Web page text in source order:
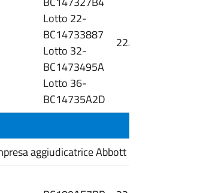
Lotto 22-
BC14733887
Lotto 32-
BC1473495A
Lotto 36-
BC14735A2D
22/06/2026
aggiudicatrice Abbott srl